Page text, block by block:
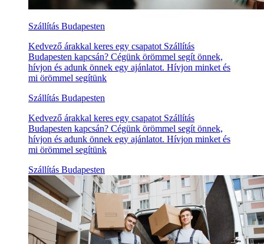
Szállítás Budapesten
Kedvező árakkal keres egy csapatot Szállítás
Budapesten kapcsán? Cégünk örömmel segít önnek,
hívjon és adunk önnek egy ajánlatot. Hívjon minket és
mi örömmel segítünk
Szállítás Budapesten
Kedvező árakkal keres egy csapatot Szállítás
Budapesten kapcsán? Cégünk örömmel segít önnek,
hívjon és adunk önnek egy ajánlatot. Hívjon minket és
mi örömmel segítünk
Szállítás Budapesten